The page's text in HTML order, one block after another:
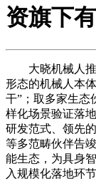
资旗下
大晓机械人推
形态的机械人本
干”；取多家生态
样化场景验证落
研发范式、领先
等多范畴伙伴告
能生态，为具身
入规模化落地环